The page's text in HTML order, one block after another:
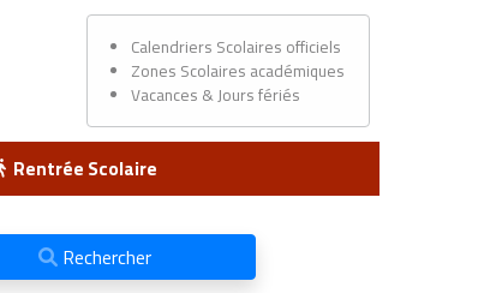
Calendriers Scolaires officiels
Zones Scolaires académiques
Vacances & Jours fériés
Rentrée Scolaire
Rechercher